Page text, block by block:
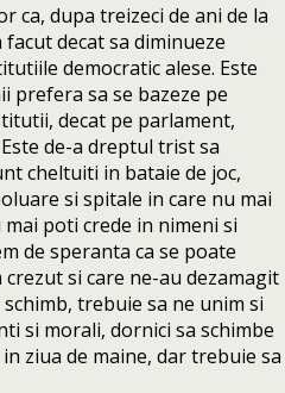
ca, dupa treizeci de ani de la
decat sa diminueze
democratic alese. Este
prefera sa se bazeze pe
decat pe parlament,
de-a dreptul trist sa
cheltuiti in bataie de joc,
si spitale in care nu mai
poti crede in nimeni si
de speranta ca se poate
crezut si care ne-au dezamagit
trebuie sa ne unim si
si morali, dornici sa schimbe
ziua de maine, dar trebuie sa